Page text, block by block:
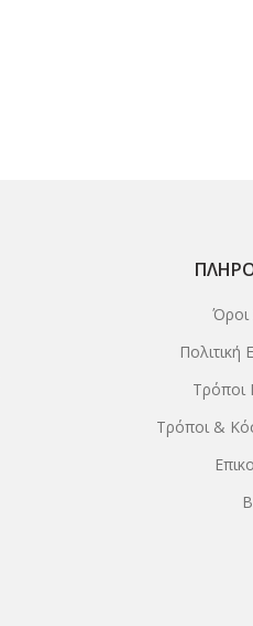
Όροι
Πολιτική
Τρόποι
Τρόποι &